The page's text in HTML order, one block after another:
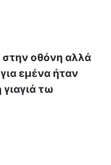
οθόνη αλλά
εμένα ήταν
τω